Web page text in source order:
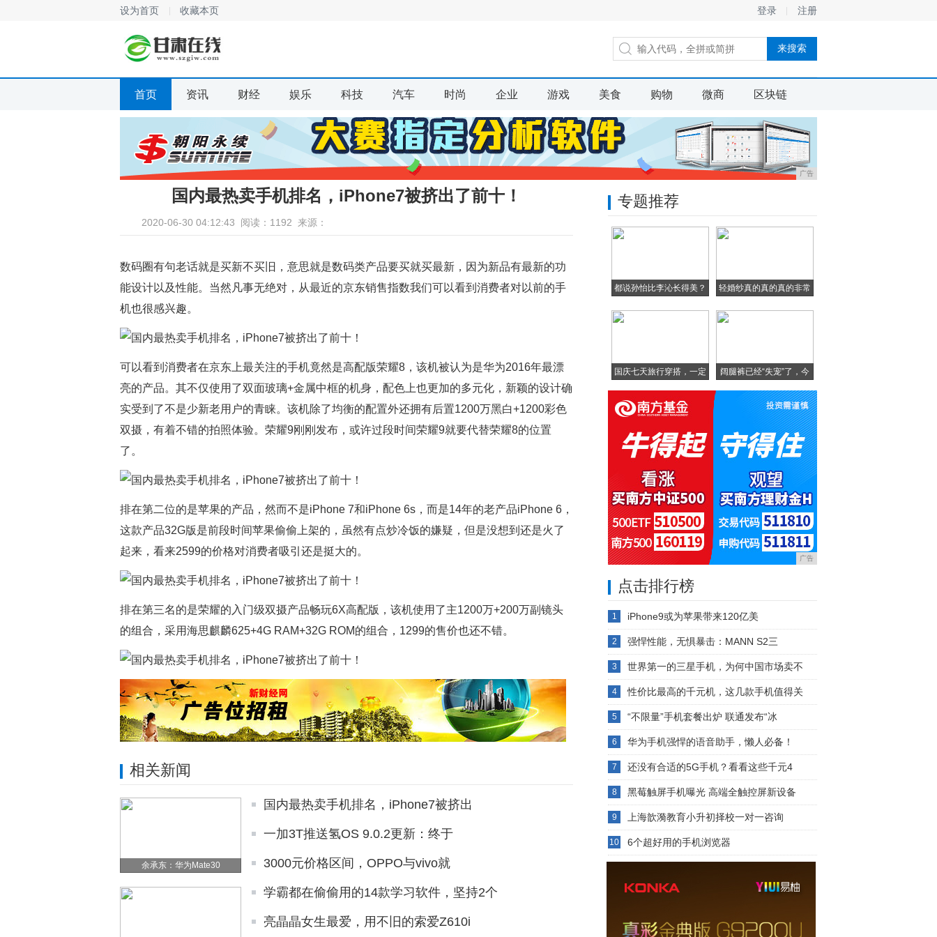
设为首页 收藏本页 登录 注册
首页 资讯 财经 娱乐 科技 汽车 时尚 企业 游戏 美食 购物 微商 区块链
广告
国内最热卖手机排名，iPhone7被挤出了前十！
2020-06-30 04:12:43 阅读：1192 来源：
数码圈有句老话就是买新不买旧，意思就是数码类产品要买就买最新，因为新品有最新的功
能设计以及性能。当然凡事无绝对，从最近的京东销售指数我们可以看到消费者对以前的手
机也很感兴趣。
可以看到消费者在京东上最关注的手机竟然是高配版荣耀8，该机被认为是华为2016年最漂
亮的产品。其不仅使用了双面玻璃+金属中框的机身，配色上也更加的多元化，新颖的设计确
实受到了不是少新老用户的青睐。该机除了均衡的配置外还拥有后置1200万黑白+1200彩色
双摄，有着不错的拍照体验。荣耀9刚刚发布，或许过段时间荣耀9就要代替荣耀8的位置
了。
排在第二位的是苹果的产品，然而不是iPhone 7和iPhone 6s，而是14年的老产品iPhone 6，
这款产品32G版是前段时间苹果偷偷上架的，虽然有点炒冷饭的嫌疑，但是没想到还是火了
起来，看来2599的价格对消费者吸引还是挺大的。
排在第三名的是荣耀的入门级双摄产品畅玩6X高配版，该机使用了主1200万+200万副镜头
的组合，采用海思麒麟625+4G RAM+32G ROM的组合，1299的售价也还不错。
相关新闻
余承东：华为Mate30
国内最热卖手机排名，iPhone7被挤出
一加3T推送氢OS 9.0.2更新：终于
3000元价格区间，OPPO与vivo就
学霸都在偷偷用的14款学习软件，坚持2个
亮晶晶女生最爱，用不旧的索爱Z610i
专题推荐
都说孙怡比李沁长得美？
轻婚纱真的真的真的非常
国庆七天旅行穿搭，一定
要
阔腿裤已经“失宠”了，今
广告
点击排行榜
1 iPhone9或为苹果带来120亿美
2 强悍性能，无惧暴击：MANN S2三
3 世界第一的三星手机，为何中国市场卖不
4 性价比最高的千元机，这几款手机值得关
5 “不限量”手机套餐出炉 联通发布“冰
6 华为手机强悍的语音助手，懒人必备！
7 还没有合适的5G手机？看看这些千元4
8 黑莓触屏手机曝光 高端全触控屏新设备
9 上海歆漪教育小升初择校一对一咨询
10 6个超好用的手机浏览器